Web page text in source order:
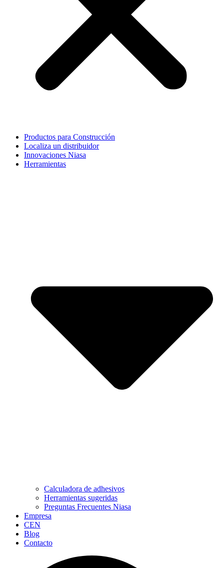
Productos para Construcción
Localiza un distribuidor
Innovaciones Niasa
Herramientas
Calculadora de adhesivos
Herramientas sugeridas
Preguntas Frecuentes Niasa
Empresa
CEN
Blog
Contacto